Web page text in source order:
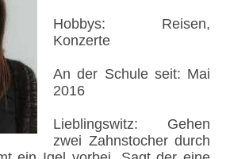
Hobbys: Reisen,
Konzerte
An der Schule seit: Mai
2016
Lieblingswitz: Gehen
zwei Zahnstocher durch